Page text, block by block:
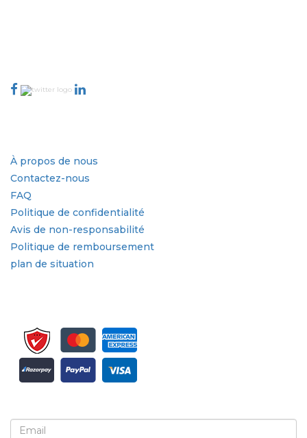
À propos de nous
Contactez-nous
FAQ
Politique de confidentialité
Avis de non-responsabilité
Politique de remboursement
plan de situation